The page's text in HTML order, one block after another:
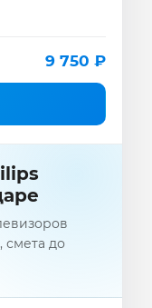
9 750 ₽
смета до